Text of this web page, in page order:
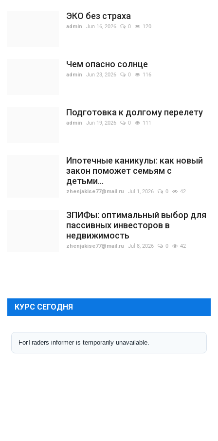
ЭКО без страха
admin Jun 16, 2026 0 120
Чем опасно солнце
admin Jun 23, 2026 0 116
Подготовка к долгому перелету
admin Jun 19, 2026 0 111
Ипотечные каникулы: как новый
закон поможет семьям с
детьми...
zhenjakise77@mail.ru Jul 1, 2026 0 42
ЗПИФы: оптимальный выбор для
пассивных инвесторов в
недвижимость
zhenjakise77@mail.ru Jul 8, 2026 0 42
КУРС СЕГОДНЯ